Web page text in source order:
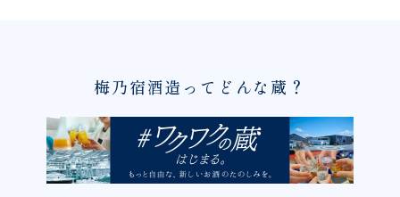
梅乃宿酒造ってどんな蔵？